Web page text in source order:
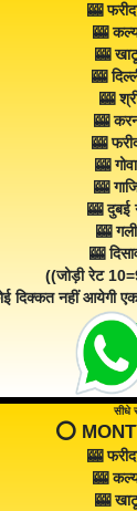
🎰
🎰
🎰
🎰
🎰
🎰
🎰
🎰
🎰
🎰 दुबई
🎰
🎰
((जोड़ी रेट
दिक्कत नहीं आयेगी एक
सीधे
⭕️
🎰
🎰
🎰